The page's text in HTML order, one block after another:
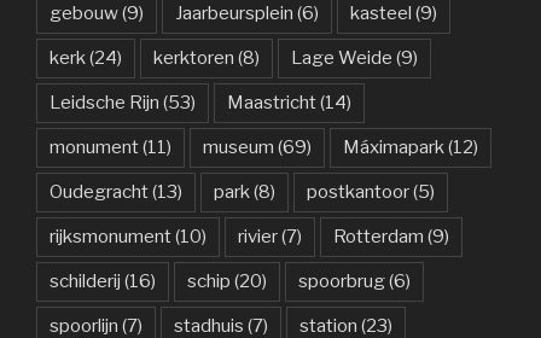
gebouw(9) Jaarbeursplein (6) kasteel (9)
kerk (24) kerktoren (8) Lage Weide (9)
Leidsche Rijn (53) Maastricht(14)
monument(11) museum (69) Máximapark (12)
Oudegracht(13) park (8) postkantoor(5)
rijksmonument(10) rivier(7) Rotterdam (9)
schilderij (16) schip (20) spoorbrug(6)
spoorlijn (7) stadhuis (7) station (23)